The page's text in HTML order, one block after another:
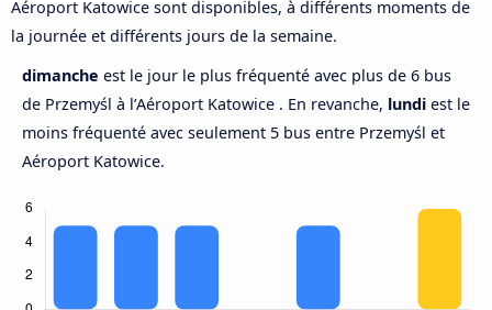
Aéroport Katowice sont disponibles, à différents moments de
la journée et différents jours de la semaine.
dimanche est le jour le plus fréquenté avec plus de 6 bus
de Przemyśl à l’Aéroport Katowice . En revanche, lundi est le
moins fréquenté avec seulement 5 bus entre Przemyśl et
Aéroport Katowice.